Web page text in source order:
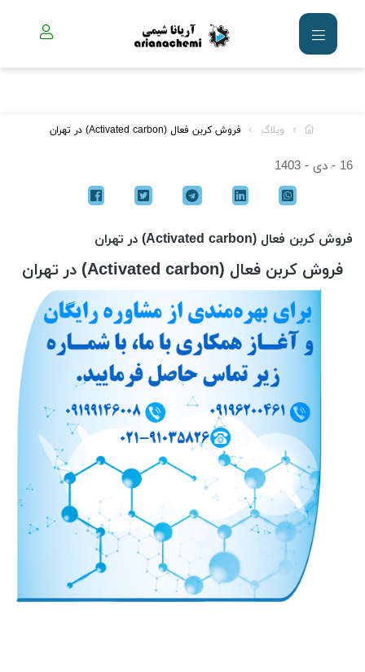
وبلاگ فروش کربن فعال (Activated carbon) در تهران
16 - دی - 1403
فروش کربن فعال (Activated carbon) در تهران
فروش کربن فعال (Activated carbon) در تهران